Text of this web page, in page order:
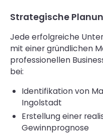
Strategische
Jede erfolgreiche
mit einer gründlichen
professionellen
bei:
Identifikation von
Ingolstadt
Erstellung einer
Gewinnprognose